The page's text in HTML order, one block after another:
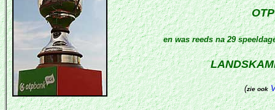
en was reeds na 29
(zie ook